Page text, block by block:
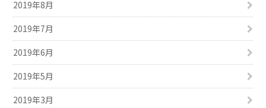
2019年8月
2019年7月
2019年6月
2019年5月
2019年3月